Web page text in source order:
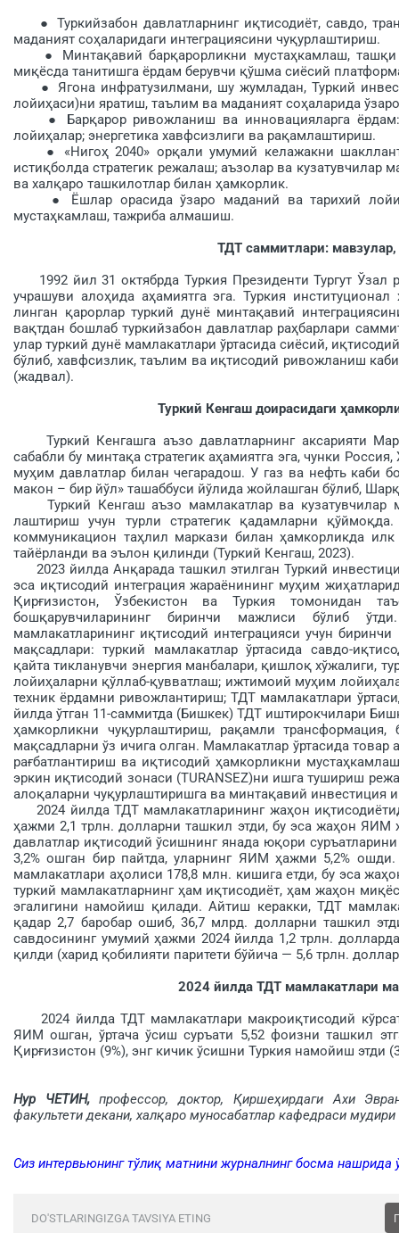
● Туркийзабон давлатларнинг иқтисодиёт, савдо,
маданият соҳаларидаги интеграциясини чуқурлаш­тириш.
● Минтақавий барқарорликни мустаҳкамлаш, ташқи
миқёсда танитишга ёрдам берувчи қўшма сиёсий
● Ягона инфратузилмани, шу жумладан, Туркий
лойиҳаси)ни яратиш, таълим ва маданият соҳаларида
● Барқарор ривожланиш ва инновацияларга ёрдам:
лойиҳалар; энергетика хавфсизлиги ва рақамлаштириш.
● «Нигоҳ 2040» орқали умумий келажакни
истиқболда стратегик режалаш; аъзолар ва
ва халқаро ташкилотлар билан ҳамкорлик.
● Ёшлар орасида ўзаро маданий ва тарихий
мустаҳкамлаш, тажриба алмашиш.
ТДТ саммитлари: мавзулар,
1992 йил 31 октябрда Туркия Президенти Тургут Ўзал
учрашуви алоҳида аҳамиятга эга. Туркия
линган қарорлар туркий дунё минтақавий
вақтдан бошлаб туркийзабон давлатлар раҳбарлари
улар туркий дунё мамлакатлари ўртасида сиёсий,
бўлиб, хавфсизлик, таълим ва иқтисодий ривожланиш
(жадвал).
Туркий Кенгаш доирасидаги
Туркий Кенгашга аъзо давлатларнинг аксарияти
сабабли бу минтақа стратегик аҳамиятга эга, чунки
муҳим давлатлар билан чегарадош. У газ ва нефть каби
макон – бир йўл» ташаббуси йўлида жойлашган бўлиб,
Туркий Кенгаш аъзо мамлакатлар ва кузатувчилар
лаштириш учун турли стратегик қадамларни
коммуникацион таҳ­лил маркази билан ҳамкорликда
тайёрланди ва эълон қилинди (Туркий Кенгаш, 2023).
2023 йилда Анқарада ташкил этилган Туркий
эса иқтисодий интеграция жараёнининг муҳим
Қирғизистон, Ўзбекистон ва Туркия томонидан
бошқарувчиларининг биринчи мажлиси бўлиб
мамлакатларининг иқтисодий интеграцияси учун
мақсад­лари: туркий мамлакатлар ўртасида савдо-
қайта тикланувчи энергия манбалари, қишлоқ хўжалиги,
лойиҳаларни қўллаб-қувватлаш; ижтимоий муҳим
техник ёрдамни ривожлантириш; ТДТ мамлакатлари
йилда ўтган 11-саммитда (Бишкек) ТДТ иштирокчилари
ҳамкорликни чуқурлаштириш, рақамли
мақсадларни ўз ичига олган. Мамлакатлар ўртасида
рағбатлантириш ва иқтисодий ҳамкор­ликни
эркин иқтисодий зонаси (TURANSEZ)ни ишга тушириш
алоқаларни чуқурлаштиришга ва минтақавий инвестиция
2024 йилда ТДТ мамлакатларининг жаҳон
ҳажми 2,1 трлн. долларни ташкил этди, бу эса жаҳон ЯИМ
давлатлар иқтисодий ўсишнинг янада юқори
3,2% ошган бир пайтда, уларнинг ЯИМ ҳажми 5,2%
мамлакатлари аҳолиси 178,8 млн. кишига етди, бу эса
туркий мамлакатларнинг ҳам иқтисодиёт, ҳам жаҳон
эгалигини намойиш қилади. Айтиш керакки, ТДТ
қадар 2,7 баробар ошиб, 36,7 млрд. долларни ташкил
савдосининг умумий ҳажми 2024 йилда 1,2 трлн.
қилди (харид қо­билияти паритети бўйича — 5,6 трлн.
2024 йилда ТДТ мамлакатлари
2024 йилда ТДТ мамлакатлари макроиқтисодий
ЯИМ ошган, ўртача ўсиш суръати 5,52 фоизни ташкил
Қирғизистон (9%), энг кичик ўсишни Туркия намойиш этди
Нур ЧЕТИН,профессор, доктор, Қиршеҳирдаги Ахи
факультети декани, халқаро муносабатлар кафедраси мудири
Сиз интервьюнинг тўлиқ матнини журналнинг босма
DO'STLARINGIZGA TAVSIYA ETING